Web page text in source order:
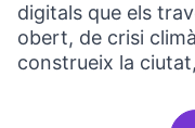
digitals que els
obert, de crisi
construeix la